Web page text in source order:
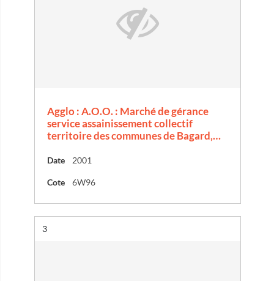
Agglo : A.O.O. : Marché de gérance
service assainissement collectif
territoire des communes de Bagard,…
Date 2001
Cote 6W96
Résultat n°
3